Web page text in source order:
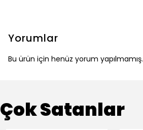
Yorumlar
Bu ürün için henüz yorum yapılmamış.
Çok Satanlar